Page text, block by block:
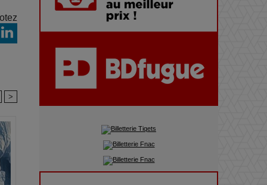
>
Adieu Jean-Pat : rire au bord
du précipice
Pharaonic Festival 2025 : 10
ans d’électro sous les